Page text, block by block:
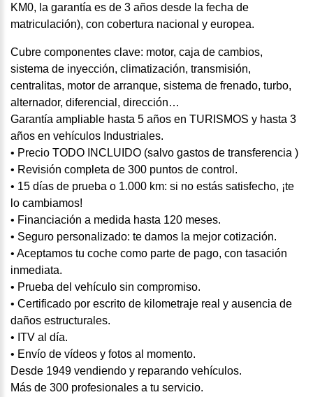
KM0, la garantía es de 3 años desde la fecha de
matriculación), con cobertura nacional y europea.
Cubre componentes clave: motor, caja de cambios,
sistema de inyección, climatización, transmisión,
centralitas, motor de arranque, sistema de frenado, turbo,
alternador, diferencial, dirección…
Garantía ampliable hasta 5 años en TURISMOS y hasta 3
años en vehículos Industriales.
• Precio TODO INCLUIDO (salvo gastos de transferencia )
• Revisión completa de 300 puntos de control.
• 15 días de prueba o 1.000 km: si no estás satisfecho, ¡te
lo cambiamos!
• Financiación a medida hasta 120 meses.
• Seguro personalizado: te damos la mejor cotización.
• Aceptamos tu coche como parte de pago, con tasación
inmediata.
• Prueba del vehículo sin compromiso.
• Certificado por escrito de kilometraje real y ausencia de
daños estructurales.
• ITV al día.
• Envío de vídeos y fotos al momento.
Desde 1949 vendiendo y reparando vehículos.
Más de 300 profesionales a tu servicio.